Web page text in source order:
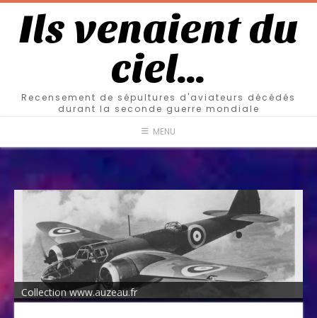
Ils venaient du
ciel…
Recensement de sépultures d'aviateurs décédés
durant la seconde guerre mondiale
MENU
Collection www.auzeau.fr